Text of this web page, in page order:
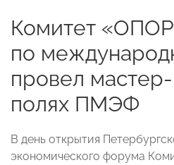
Комитет
по
провел
полях ПМЭФ
В день открытия
экономического форума